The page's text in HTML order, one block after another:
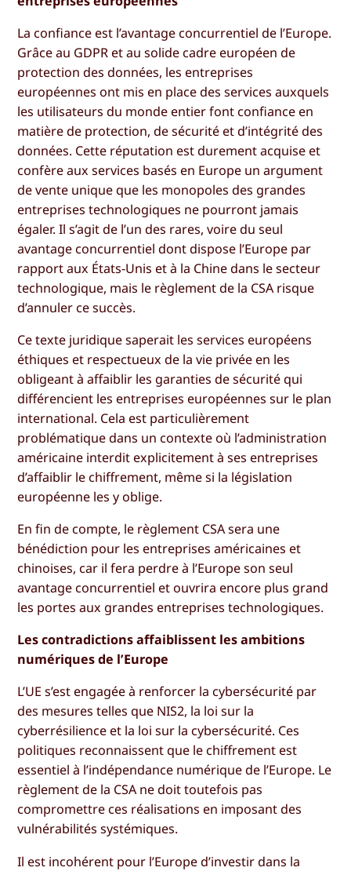
La confiance est l’avantage concurrentiel de l’Europe.
Grâce au GDPR et au solide cadre européen de
protection des données, les entreprises
européennes ont mis en place des services auxquels
les utilisateurs du monde entier font confiance en
matière de protection, de sécurité et d’intégrité des
données. Cette réputation est durement acquise et
confère aux services basés en Europe un argument
de vente unique que les monopoles des grandes
entreprises technologiques ne pourront jamais
égaler. Il s’agit de l’un des rares, voire du seul
avantage concurrentiel dont dispose l’Europe par
rapport aux États-Unis et à la Chine dans le secteur
technologique, mais le règlement de la CSA risque
d’annuler ce succès.
Ce texte juridique saperait les services européens
éthiques et respectueux de la vie privée en les
obligeant à affaiblir les garanties de sécurité qui
différencient les entreprises européennes sur le plan
international. Cela est particulièrement
problématique dans un contexte où l’administration
américaine interdit explicitement à ses entreprises
d’affaiblir le chiffrement, même si la législation
européenne les y oblige.
En fin de compte, le règlement CSA sera une
bénédiction pour les entreprises américaines et
chinoises, car il fera perdre à l’Europe son seul
avantage concurrentiel et ouvrira encore plus grand
les portes aux grandes entreprises technologiques.
Les contradictions affaiblissent les ambitions
numériques de l’Europe
L’UE s’est engagée à renforcer la cybersécurité par
des mesures telles que NIS2, la loi sur la
cyberrésilience et la loi sur la cybersécurité. Ces
politiques reconnaissent que le chiffrement est
essentiel à l’indépendance numérique de l’Europe. Le
règlement de la CSA ne doit toutefois pas
compromettre ces réalisations en imposant des
vulnérabilités systémiques.
Il est incohérent pour l’Europe d’investir dans la